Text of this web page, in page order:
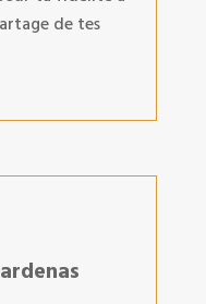
de tes